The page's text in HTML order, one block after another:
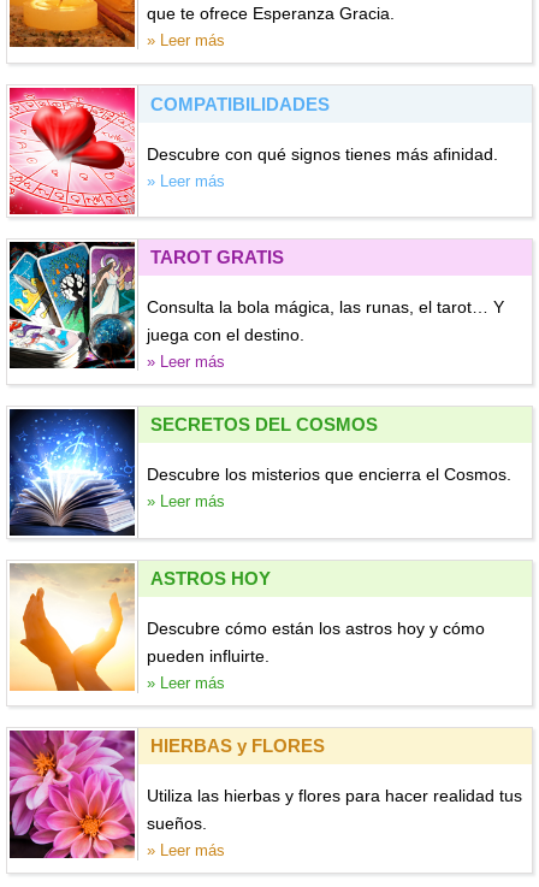
que te ofrece Esperanza Gracia.
» Leer más
COMPATIBILIDADES
Descubre con qué signos tienes más afinidad.
» Leer más
TAROT GRATIS
Consulta la bola mágica, las runas, el tarot… Y
juega con el destino.
» Leer más
SECRETOS DEL COSMOS
Descubre los misterios que encierra el Cosmos.
» Leer más
ASTROS HOY
Descubre cómo están los astros hoy y cómo
pueden influirte.
» Leer más
HIERBAS y FLORES
Utiliza las hierbas y flores para hacer realidad tus
sueños.
» Leer más